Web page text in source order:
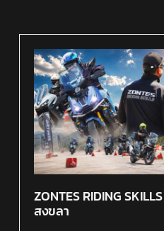
ZONTES RIDING
สงขลา